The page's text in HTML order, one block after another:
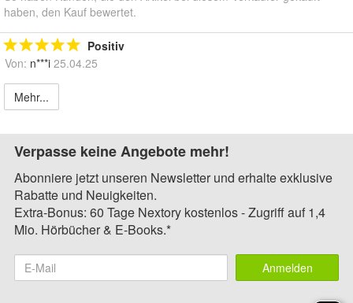
haben, den Kauf bewertet.
Positiv
Von: n***i 25.04.25
Mehr...
Verpasse keine Angebote mehr!
Abonniere jetzt unseren Newsletter und erhalte exklusive
Rabatte und Neuigkeiten.
Extra-Bonus: 60 Tage Nextory kostenlos - Zugriff auf 1,4
Mio. Hörbücher & E-Books.*
Anmelden